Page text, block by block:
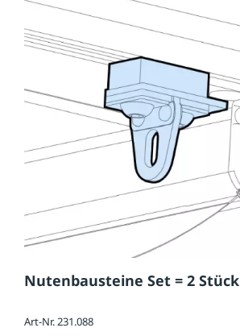
Nutenbausteine Set = 2 Stück
Art-Nr. 231.088